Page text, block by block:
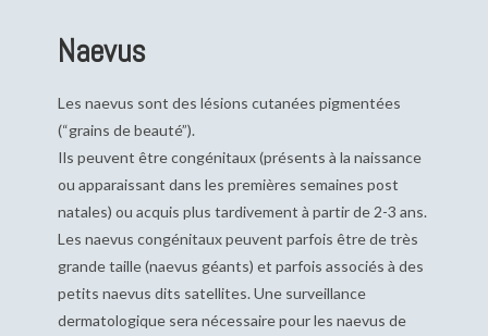
Naevus
Les naevus sont des lésions cutanées pigmentées
(“grains de beauté”).
Ils peuvent être congénitaux (présents à la naissance
ou apparaissant dans les premières semaines post
natales) ou acquis plus tardivement à partir de 2-3 ans.
Les naevus congénitaux peuvent parfois être de très
grande taille (naevus géants) et parfois associés à des
petits naevus dits satellites. Une surveillance
dermatologique sera nécessaire pour les naevus de